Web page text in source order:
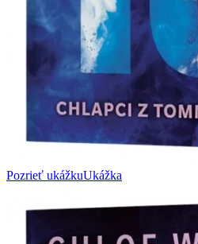
Pozrieť ukážkuUkážka